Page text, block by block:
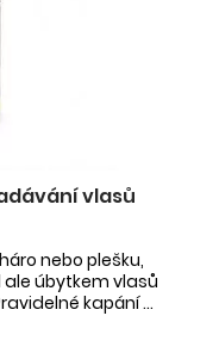
vlasů
nebo plešku,
ale úbytkem vlasů
kapání ...